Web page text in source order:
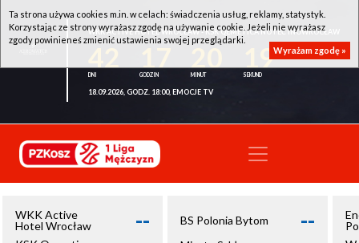
WKK ACTIVE HOTEL WROCŁAW - KSK QEMETICA NOTEĆ INOWROCŁAW
19
18.09.2026, GODZ. 18:00, EMOCJE TV
WKK Active
Hotel Wrocław
-- BS Polonia Bytom --
Ta strona używa cookies m.in. w celach: świadczenia usług, reklamy, statystyk.
Korzystając ze strony wyrażasz zgodę na używanie cookie. Jeżeli nie wyrażasz
zgody powinieneś zmienić ustawienia swojej przeglądarki.
Wyrażam zgodę »